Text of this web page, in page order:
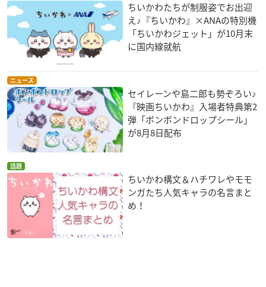
ちいかわたちが制服姿でお出迎
え♪『ちいかわ』×ANAの特別機
「ちいかわジェット」が10月末
に国内線就航
ニュース
セイレーンや島二郎も勢ぞろい♪
『映画ちいかわ』入場者特典第2
弾「ボンボンドロップシール」
が8月8日配布
話題
ちいかわ構文＆ハチワレやモモ
ンガたち人気キャラの名言まと
め！